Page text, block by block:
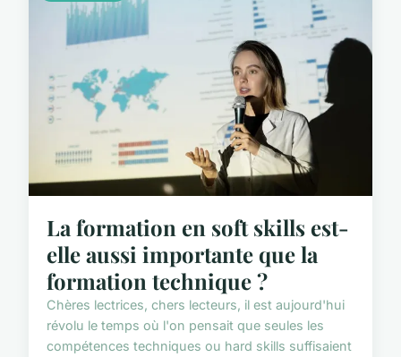
La formation en soft skills est-
elle aussi importante que la
formation technique ?
Chères lectrices, chers lecteurs, il est aujourd'hui
révolu le temps où l'on pensait que seules les
compétences techniques ou hard skills suffisaient